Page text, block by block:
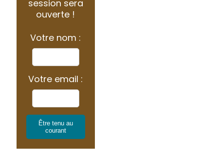
session sera
ouverte !
Votre nom :
Votre email :
Être tenu au
courant